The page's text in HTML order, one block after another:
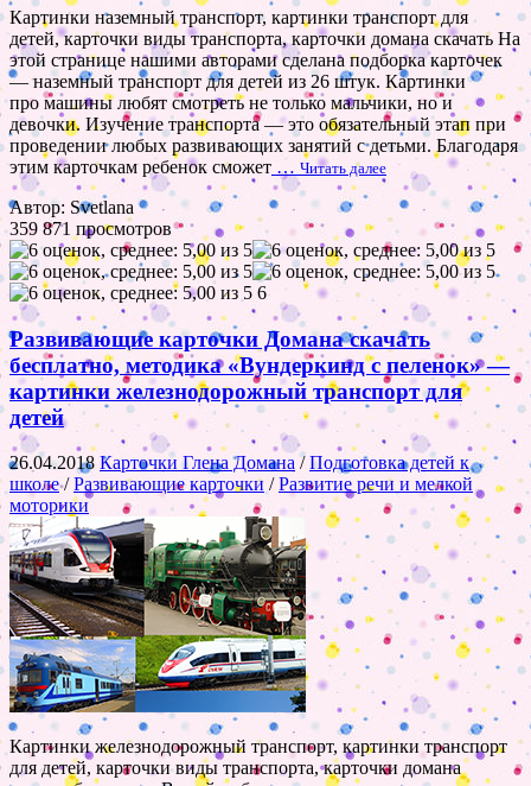
Картинки наземный транспорт, картинки транспорт для
детей, карточки виды транспорта, карточки домана скачать На
этой странице нашими авторами сделана подборка карточек
— наземный транспорт для детей из 26 штук. Картинки
про машины любят смотреть не только мальчики, но и
девочки. Изучение транспорта — это обязательный этап при
проведении любых развивающих занятий с детьми. Благодаря
этим карточкам ребенок сможет … Читать далее
Автор: Svetlana
359 871 просмотров
6
Развивающие карточки Домана скачать
бесплатно, методика «Вундеркинд с пеленок» —
картинки железнодорожный транспорт для
детей
26.04.2018 Карточки Глена Домана /Подготовка детей к
школе/Развивающие карточки /Развитие речи и мелкой
моторики
Картинки железнодорожный транспорт, картинки транспорт
для детей, карточки виды транспорта, карточки домана